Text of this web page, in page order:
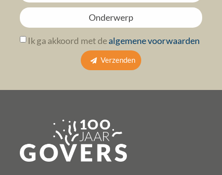
Ik ga akkoord met dealgemene voorwaarden
Verzenden